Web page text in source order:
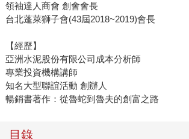
領袖達人商會 創會會長
台北蓬萊獅子會(43屆2018~2019)會長
【經歷】
亞洲水泥股份有限公司成本分析師
專業投資機構講師
知名大型聯誼活動 創辦人
暢銷書著作：從魯蛇到魯夫的創富之路
目錄